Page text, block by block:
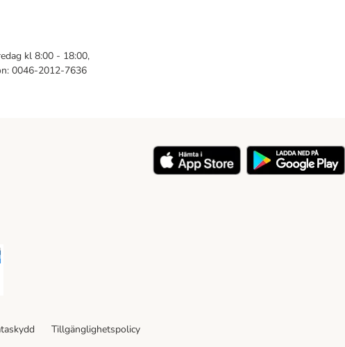
kl 8:00 - 18:00,
0046-2012-7636
Tillgänglighetspolicy